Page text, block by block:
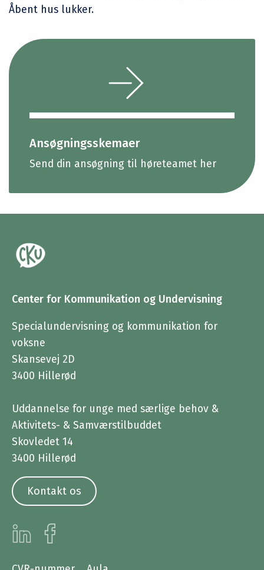
Åbent hus lukker.
Ansøgningsskemaer
Send din ansøgning til høreteamet her
Center for Kommunikation og Undervisning
Specialundervisning og kommunikation for
voksne
Skansevej 2D
3400 Hillerød
Uddannelse for unge med særlige behov &
Aktivitets- & Samværstilbuddet
Skovledet 14
3400 Hillerød
Kontakt os